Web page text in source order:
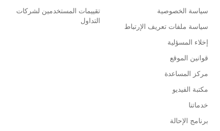
سياسة الخصوصية
سياسة ملفات تعريف الإرتباط
إخلاء المسؤلية
قوانين الموقع
مركز المساعدة
مكتبة الفيديو
خدماتنا
برنامج الإحالة
تقييمات المستخدمين لشركات
التداول